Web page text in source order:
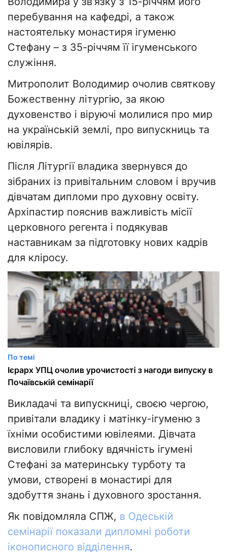
перебування на кафедрі, а також
настоятельку монастиря ігуменю
Стефану – з 35-річчям її ігуменського
служіння.
Митрополит Володимир очолив святкову
Божественну літургію, за якою
духовенство і віруючі молилися про мир
на українській землі, про випускниць та
ювілярів.
Після Літургії владика звернувся до
зібраних із привітальним словом і вручив
дівчатам дипломи про духовну освіту.
Архіпастир пояснив важливість місії
церковного регента і подякував
наставникам за підготовку нових кадрів
для кліросу.
По темі
Ієрарх УПЦ очолив урочистості з нагоди випуску в
Почаївській семінарії
Викладачі та випускниці, своєю чергою,
привітали владику і матінку-ігуменю з
їхніми особистими ювілеями. Дівчата
висловили глибоку вдячність ігумені
Стефані за материнську турботу та
умови, створені в монастирі для
здобуття знань і духовного зростання.
Як повідомляла СПЖ, в Одеській
семінарії показали дипломні роботи
іконописного відділення.